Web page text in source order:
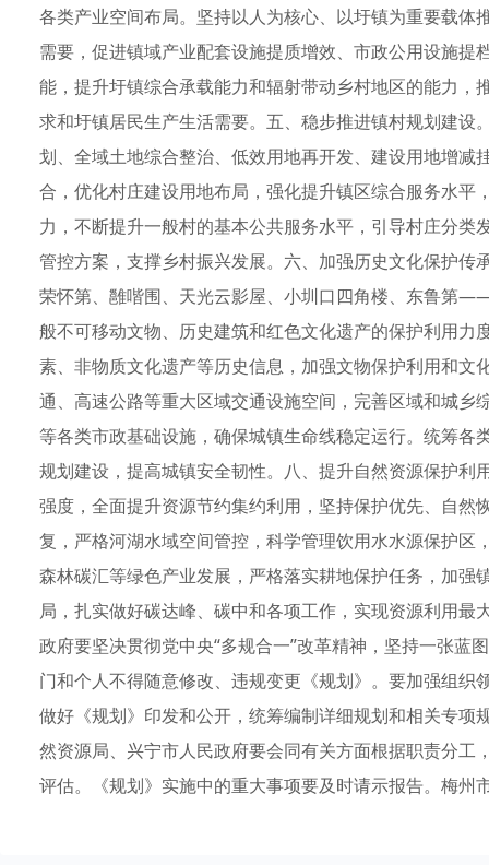
各类产业空间布局。坚持以人为核心、以圩镇为重要载
需要，促进镇域产业配套设施提质增效、市政公用设施
能，提升圩镇综合承载能力和辐射带动乡村地区的能力
求和圩镇居民生产生活需要。五、稳步推进镇村规划建
划、全域土地综合整治、低效用地再开发、建设用地增
合，优化村庄建设用地布局，强化提升镇区综合服务水
力，不断提升一般村的基本公共服务水平，引导村庄分类
管控方案，支撑乡村振兴发展。六、加强历史文化保护
荣怀第、雝喈围、天光云影屋、小圳口四角楼、东鲁第
般不可移动文物、历史建筑和红色文化遗产的保护利用
素、非物质文化遗产等历史信息，加强文物保护利用和
通、高速公路等重大区域交通设施空间，完善区域和城
等各类市政基础设施，确保城镇生命线稳定运行。统筹
规划建设，提高城镇安全韧性。八、提升自然资源保护
强度，全面提升资源节约集约利用，坚持保护优先、自
复，严格河湖水域空间管控，科学管理饮用水水源保护
森林碳汇等绿色产业发展，严格落实耕地保护任务，加
局，扎实做好碳达峰、碳中和各项工作，实现资源利用
政府要坚决贯彻党中央“多规合一”改革精神，坚持一张蓝
门和个人不得随意修改、违规变更《规划》。要加强组
做好《规划》印发和公开，统筹编制详细规划和相关专
然资源局、兴宁市人民政府要会同有关方面根据职责分
评估。《规划》实施中的重大事项要及时请示报告。梅州